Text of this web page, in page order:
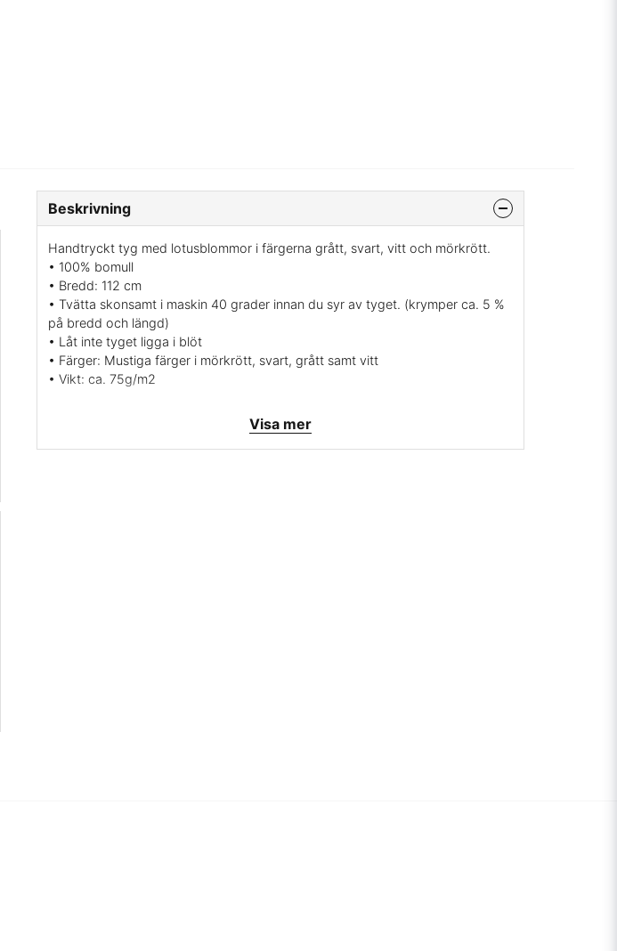
Beskrivning
Handtryckt tyg med lotusblommor i färgerna grått, svart, vitt och mörkrött.
• 100% bomull
• Bredd: 112 cm
• Tvätta skonsamt i maskin 40 grader innan du syr av tyget. (krymper ca. 5 %
på bredd och längd)
• Låt inte tyget ligga i blöt
• Färger: Mustiga färger i mörkrött, svart, grått samt vitt
• Vikt: ca. 75g/m2
Tyget är vävt för klädsömnad, som vida byxor och blusar (sari) men det kan
även användas till tunnare draperier, gardiner mm. Tillverkad av mycket
skickliga hantverkare från Rajastan. Den här typen av block-tryck är känt för
Visa mer